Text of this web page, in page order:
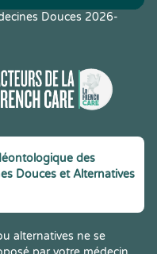
Douces 2026-
des
Douces et Alternatives
alternatives ne se